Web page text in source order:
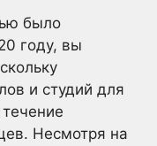
было
году, вы
и студий для
Несмотря на